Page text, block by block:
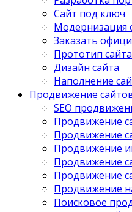
Сайт под ключ
Модернизация
Заказать
Прототип сайта
Дизайн сайта
Наполнение
Продвижение
SEO
Продвижение
Продвижение
Продвижение
Продвижение
Продвижение
Продвижение
Поисковое